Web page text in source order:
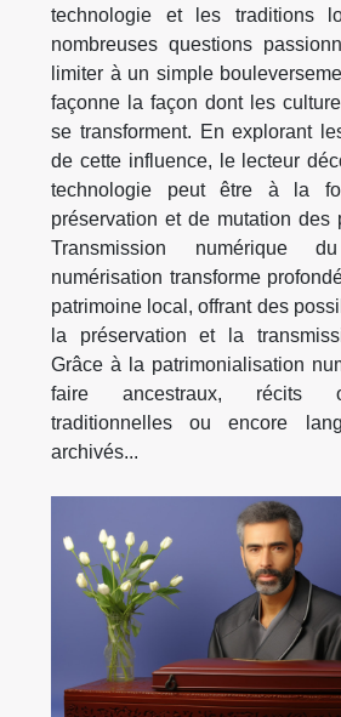
technologie et les traditions
nombreuses questions
limiter à un simple
façonne la façon dont les
se transforment. En explorant
de cette influence, le lecteur
technologie peut être à la
préservation et de mutation des
Transmission numérique
numérisation transforme
patrimoine local, offrant des
la préservation et la
Grâce à la patrimonialisation
faire ancestraux, récits
traditionnelles ou encore
archivés...